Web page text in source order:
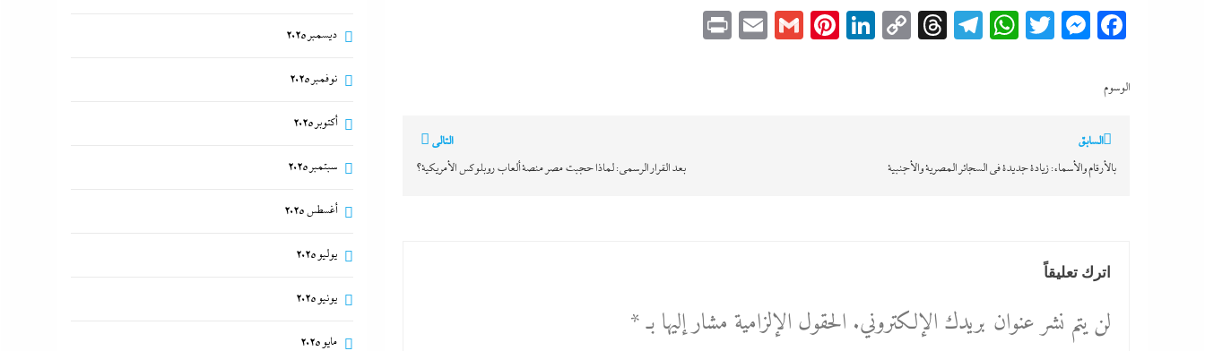
Facebook
Messenger
Twitter
WhatsApp
Telegram
Threads
Copy
LinkedIn
Pinterest
Gmail
Email
الوسوم
تصفّح
المقالات
السابق
بالأرقام والأسماء: زيادة جديدة في السجائر المصرية والأجنبية
التالي
بعد القرار الرسمي: لماذا حجبت مصر منصة ألعاب روبلوكس الأمريكية؟
اترك تعليقاً
لن يتم نشر عنوان بريدك الإلكتروني.الحقول الإلزامية مشار إليها بـ*
ديسمبر 2025
نوفمبر 2025
أكتوبر 2025
سبتمبر 2025
أغسطس 2025
يوليو 2025
يونيو 2025
مايو 2025